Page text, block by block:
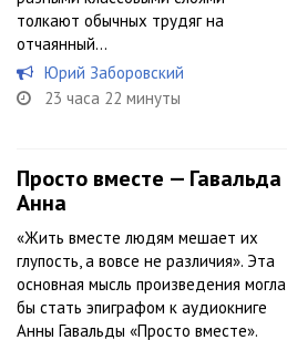
толкают обычных трудяг на
отчаянный...
Юрий Заборовский
23 часа 22 минуты
Просто вместе — Гавальда
Анна
«Жить вместе людям мешает их
глупость, а вовсе не различия». Эта
основная мысль произведения могла
бы стать эпиграфом к аудиокниге
Анны Гавальды «Просто вместе».